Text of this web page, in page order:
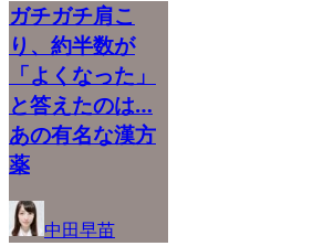
ガチガチ肩こ
り、約半数が
「よくなった」
と答えたのは…
あの有名な漢方
薬
中田早苗